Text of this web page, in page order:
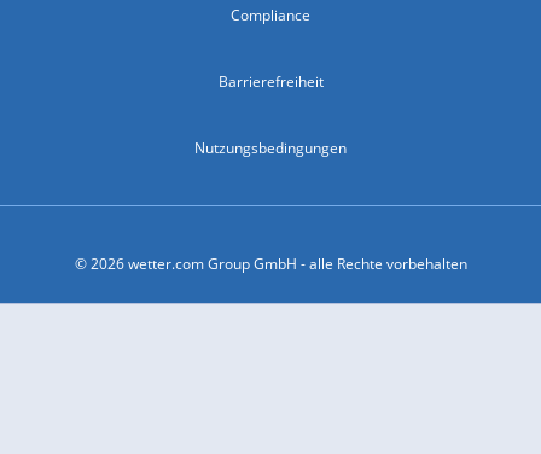
Compliance
Barrierefreiheit
Nutzungsbedingungen
© 2026 wetter.com Group GmbH - alle Rechte vorbehalten